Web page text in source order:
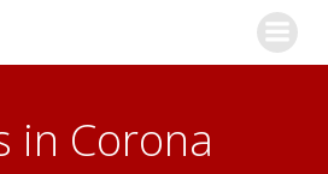
springen
in Corona